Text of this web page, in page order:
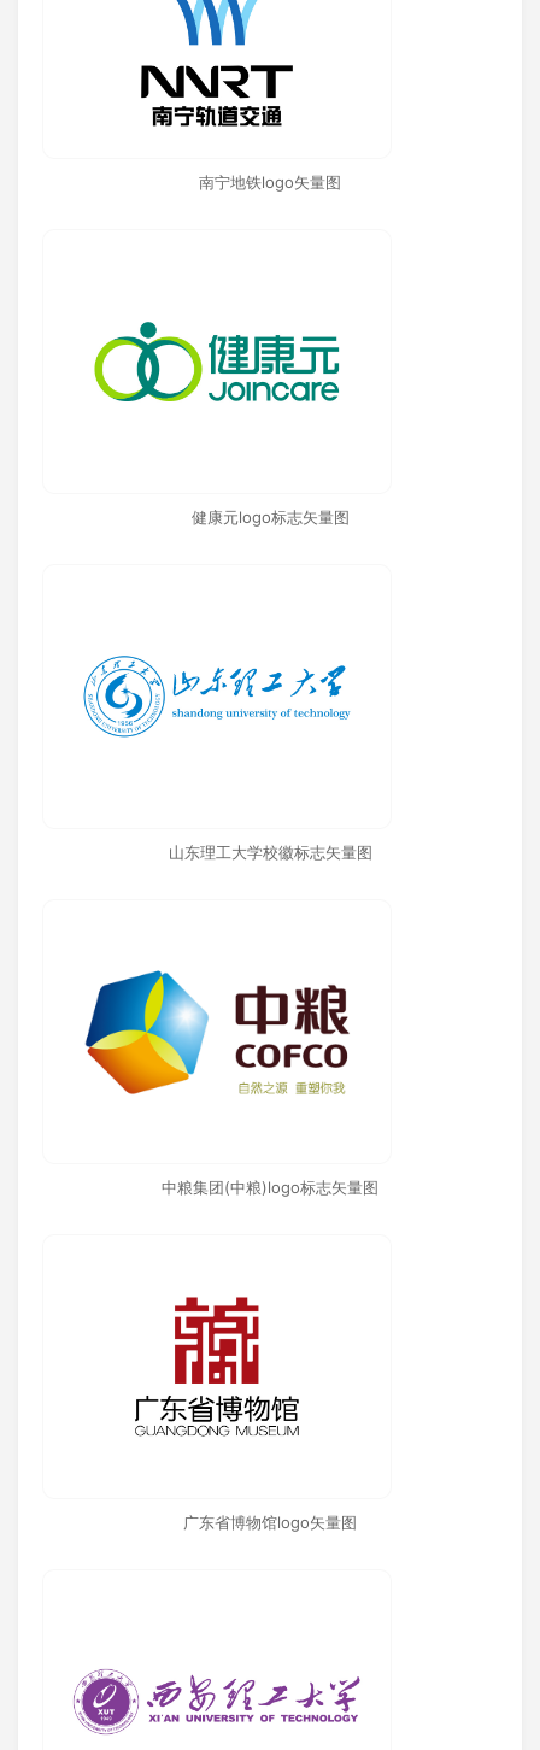
南宁地铁logo矢量图
健康元logo标志矢量图
山东理工大学校徽标志矢量图
中粮集团(中粮)logo标志矢量图
广东省博物馆logo矢量图